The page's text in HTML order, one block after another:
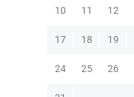
10 11 12
17 18 19
24 25 26